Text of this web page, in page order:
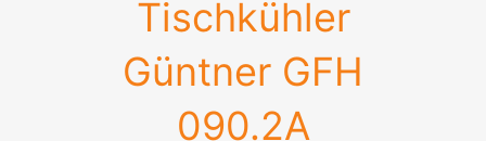
Tischkühler
Güntner GFH
090.2A